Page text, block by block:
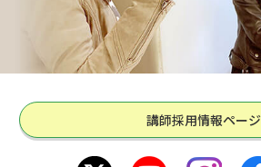
講師採用情報ページ